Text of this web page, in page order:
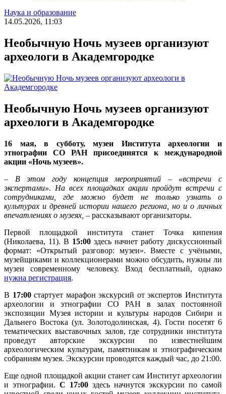
Наука и образование
14.05.2026, 11:03
Необычную Ночь музеев организуют
археологи в Академгородке
Необычную Ночь музеев организуют
археологи в Академгородке
16 мая, в субботу, музеи Института археологии и
этнографии СО РАН присоединятся к международной
акции «Ночь музеев».
– В этом году концепция мероприятий – «встречи с
экспертами». На всех площадках акции пройдут встречи с
сотрудниками, где можно будет не только узнать о
культурах и древней истории нашего региона, но и о личных
впечатлениях о музеях, – рассказывают организаторы.
Первой площадкой института станет Точка кипения
(Николаева, 11). В 15:00 здесь начнет работу дискуссионный
формат: «Открытый разговор: музеи». Вместе с учёными,
музейщиками и коллекционерами можно обсудить, нужны ли
музеи современному человеку. Вход бесплатный, однако
нужна регистрация.
В 17:00стартует марафон экскурсий от экспертов Института
археологии и этнографии СО РАН в залах постоянной
экспозиции Музея истории и культуры народов Сибири и
Дальнего Востока (ул. Золотодолинская, 4). Гости посетят 6
тематических выставочных залов, где сотрудники института
проведут авторские экскурсии по известнейшим
археологическим культурам, памятникам и этнографическим
собраниям музея. Экскурсии проводятся каждый час, до 21:00.
Еще одной площадкой акции станет сам Институт археологии
и этнографии. С 17:00 здесь начнутся экскурсии по самой